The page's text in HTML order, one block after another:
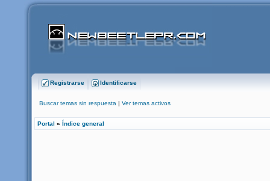
Registrarse Identificarse
Buscar temas sin respuesta | Ver temas activos
Portal » Índice general